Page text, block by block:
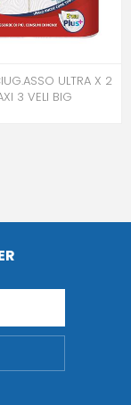
ULTRA X 2
3 VELI BIG